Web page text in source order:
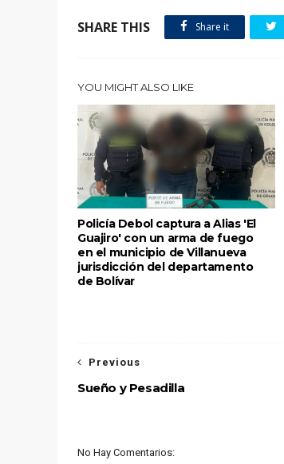
SHARE THIS Share it
YOU MIGHT ALSO LIKE
Policía Debol captura a Alias 'El
Guajiro' con un arma de fuego
en el municipio de Villanueva
jurisdicción del departamento
de Bolívar
Previous
Sueño y Pesadilla
No Hay Comentarios: